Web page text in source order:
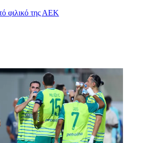
φιλικό της ΑΕΚ